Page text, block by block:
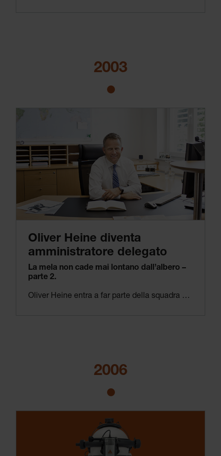
2003
Oliver Heine diventa
amministratore delegato
La mela non cade mai lontano dall’albero –
parte 2.
Oliver Heine entra a far parte della squadra dirigenziale in Germania e si assume la responsabilità delle vendite, del marketing e delle filiali HEINE (Schweiz) AG, HEINE USA LTD., HEINE INSTRUMENTS CANADA LIMITED, HEINE AUSTRALIA PTY. LIMITED, HEINE Scandinavia, Cornelius Glas GmbH e ZORN GmbH & Co. KG. Rileva l’intera attività operativa del gruppo HEINE nel 2006 e ne assume il totale controllo strategico e operativo nel 2015.
2006